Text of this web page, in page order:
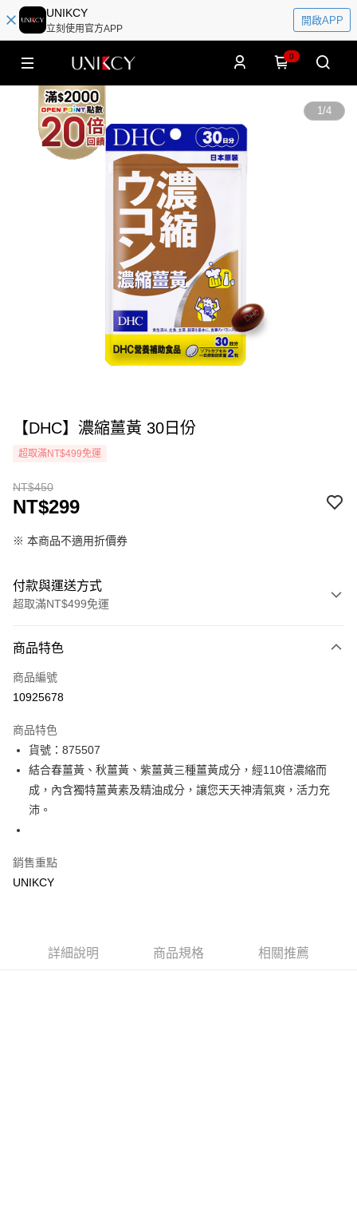
UNIKCY
立刻使用官方APP
開啟APP
0
1/4
【DHC】濃縮薑黃 30日份
超取滿NT$499免運
NT$450
NT$299
※ 本商品不適用折價券
付款與運送方式
超取滿NT$499免運
icash Pay
信用卡一次付款
LINE Pay
Apple Pay
街口支付
悠遊付
Google Pay
每筆NT$70，滿NT$499(含以上)免運費
商品特色
商品編號
10925678
商品特色
貨號：875507
結合春薑黃、秋薑黃、紫薑黃三種薑黃成分，經110倍濃縮而
成，內含獨特薑黃素及精油成分，讓您天天神清氣爽，活力充
沛。
銷售重點
UNIKCY
詳細說明 商品規格 相關推薦